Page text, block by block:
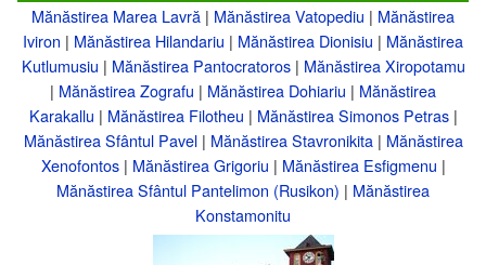
Mănăstirea Marea Lavră | Mănăstirea Vatopediu | Mănăstirea
Iviron | Mănăstirea Hilandariu | Mănăstirea Dionisiu | Mănăstirea
Kutlumusiu | Mănăstirea Pantocratoros| Mănăstirea Xiropotamu
| Mănăstirea Zografu | Mănăstirea Dohiariu | Mănăstirea
Karakallu | Mănăstirea Filotheu | Mănăstirea Simonos Petras|
Mănăstirea Sfântul Pavel| Mănăstirea Stavronikita| Mănăstirea
Xenofontos| Mănăstirea Grigoriu | Mănăstirea Esfigmenu |
Mănăstirea Sfântul Pantelimon (Rusikon) | Mănăstirea
Konstamonitu